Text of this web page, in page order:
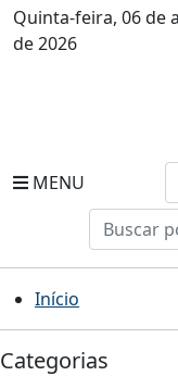
Quinta-feira, 06 de
de 2026
MENU
Início
Categorias